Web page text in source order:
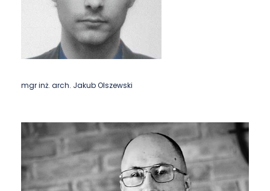
mgr inż. arch. Jakub Olszewski